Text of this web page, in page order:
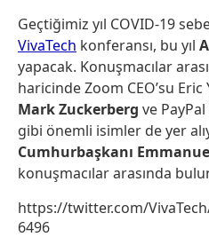
Geçtiğimiz yıl COVID-19
VivaTech konferansı, bu yıl
yapacak. Konuşmacılar
haricinde Zoom CEO’su
Mark Zuckerberg ve
gibi önemli isimler de yer
Cumhurbaşkanı
konuşmacılar arasında
https://twitter.com/
6496